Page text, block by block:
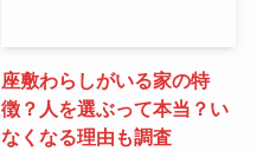
座敷わらしがいる家の特
徴？人を選ぶって本当？い
なくなる理由も調査